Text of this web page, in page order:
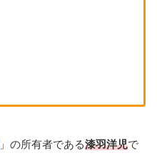
」の所有者である漆羽洋児で